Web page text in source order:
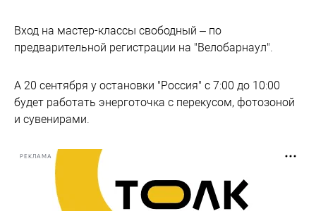
Вход на мастер-классы свободный – по
предварительной регистрации на "Велобарнаул".
А 20 сентября у остановки "Россия" с 7:00 до 10:00
будет работать энерготочка с перекусом, фотозоной
и сувенирами.
РЕКЛАМА